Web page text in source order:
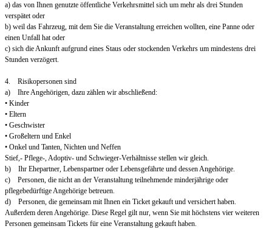
a) das von Ihnen genutzte öffentliche Verkehrsmittel sich um mehr als drei Stunden
verspätet oder
b) weil das Fahrzeug, mit dem Sie die Veranstaltung erreichen wollten, eine Panne oder
einen Unfall hat oder
c) sich die Ankunft aufgrund eines Staus oder stockenden Verkehrs um mindestens drei
Stunden verzögert.
4. Risikopersonen sind
a) Ihre Angehörigen, dazu zählen wir abschließend:
• Kinder
• Eltern
• Geschwister
• Großeltern und Enkel
• Onkel und Tanten, Nichten und Neffen
Stief,- Pflege-, Adoptiv- und Schwieger-Verhältnisse stellen wir gleich.
b) Ihr Ehepartner, Lebenspartner oder Lebensgefährte und dessen Angehörige.
c) Personen, die nicht an der Veranstaltung teilnehmende minderjährige oder
pflegebedürftige Angehörige betreuen.
d) Personen, die gemeinsam mit Ihnen ein Ticket gekauft und versichert haben.
Außerdem deren Angehörige. Diese Regel gilt nur, wenn Sie mit höchstens vier weiteren
Personen gemeinsam Tickets für eine Veranstaltung gekauft haben.